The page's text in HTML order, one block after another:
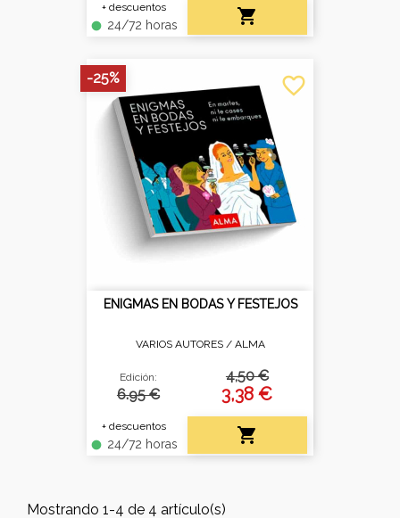
+ descuentos
fiber_manual_record 24/72 horas

ENIGMAS EN BODAS Y FESTEJOS
VARIOS AUTORES / ALMA
Edición:
6.95 €
+ descuentos
fiber_manual_record 24/72 horas
4,50 €
3,38 €

favorite_border
-25%
Mostrando 1-4 de 4 artículo(s)